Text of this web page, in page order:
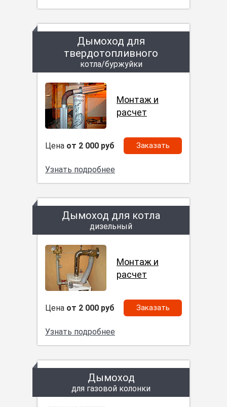
Дымоход для
твердотопливного
котла/буржуйки
Монтаж и
расчет
Цена от 2 000 руб Заказать
Узнать подробнее
Дымоход для котла
дизельный
Монтаж и
расчет
Цена от 2 000 руб Заказать
Узнать подробнее
Дымоход
для газовой колонки